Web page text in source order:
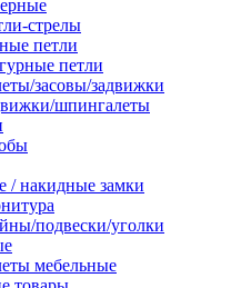
стрелы
петли
петли
засовы/задвижки
шпингалеты
/ накидные замки
подвески/уголки
мебельные